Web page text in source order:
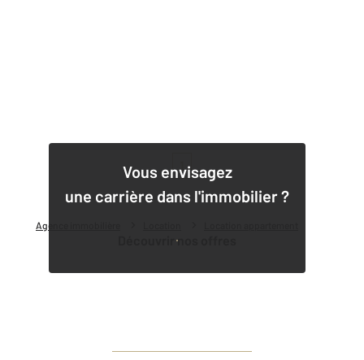
Agence immobilière
Vous envisagez
une carrière dans l'immobilier ?
Découvrir nos offres
1